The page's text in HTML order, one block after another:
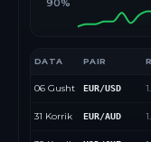
90%
DATA PAIR
06 Gusht EUR/USD
31 Korrik EUR/AUD